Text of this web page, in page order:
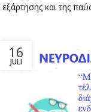
εξάρτησης και της
16
JULI